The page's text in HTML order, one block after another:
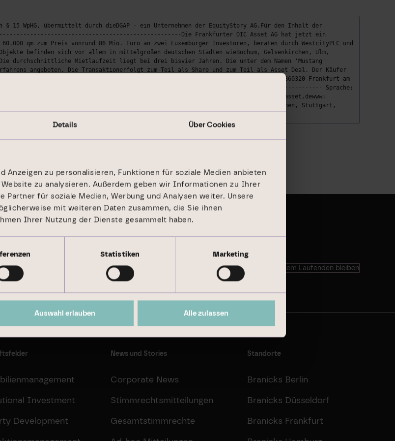
Details Über Cookies
Anzeigen zu personalisieren, Funktionen für soziale Medien anbieten
zu analysieren. Außerdem geben wir Informationen zu Ihrer
Partner für soziale Medien, Werbung und Analysen weiter. Unsere
mit weiteren Daten zusammen, die Sie ihnen
Ihrer Nutzung der Dienste gesammelt haben.
Statistiken Marketing
Auswahl erlauben Alle zulassen
§ 15 WpHG, übermittelt durch dieDGAP - ein Unternehmen der EquityStory AG.Für den Inhalt der
Die Frankfurter DIC Asset AG hat jetzt ein
qm zum Preis vonrund 86 Mio. Euro an zwei Luxemburger Investoren, beraten durch WestcityPLC und
befinden sich vor allem in mittelgroßen deutschen Städten wieBochum, Gelsenkirchen, Ulm,
Die durchschnittliche Mietlaufzeit liegt bei drei bisvier Jahren. Die unter dem Namen 'Mustang'
angeboten. Die Transaktionerfolgt zum Teil als Share und zum Teil als Asset Deal. Der Käufer
RelationsStephan GramkowGrünhof · Eschersheimer Landstraße 22360320 Frankfurt am
26.04.2007 --------------------------------------------------------------------------- Sprache:
DeutschlandTelefon: +49 69 9454858-0Fax: +49 69 9454858-99E-mail: info@dic-asset.dewww:
Amtlicher Markt in Frankfurt (Prime Standard); Freiverkehr in Berlin-Bremen, München, Stuttgart,
2024 Auf dem Laufenden bleiben
Investment
Development
News und Stories
Corporate News
Stimmrechtsmitteilungen
Gesamtstimmrechte
Standorte
Branicks Berlin
Branicks Düsseldorf
Branicks Frankfurt